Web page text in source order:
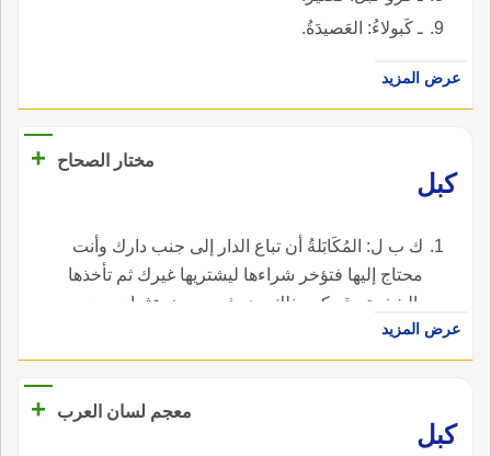
ـ كَبولاءُ: العَصيدَةُ.
عرض المزيد
مختار الصحاح
+
كبل
ك ب ل: المُكَابَلةُ أن تباع الدار إلى جنب دارك وأنت
محتاج إليها فتؤخر شراءها ليشتريها غيرك ثم تأخذها
بالشفعة وقد كره ذلك وهو في حديث عثمان رضي
الله عنه.
عرض المزيد
معجم لسان العرب
+
كبل